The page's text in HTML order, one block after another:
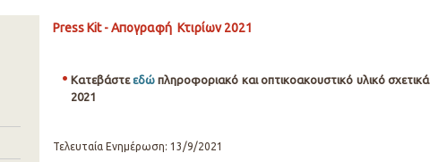
Press Kit - Απογραφή Κτιρίων 2021
Κατεβάστεεδώπληροφοριακό και οπτικοακουστικό υλικό
2021
Τελευταία Ενημέρωση: 13/9/2021